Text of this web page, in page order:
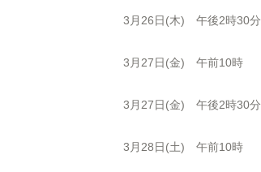
3月26日(木) 午後2時30分
3月27日(金) 午前10時
3月27日(金) 午後2時30分
3月28日(土) 午前10時